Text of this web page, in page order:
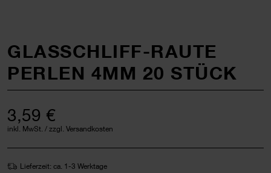
GLASSCHLIFF-RAUTE
PERLEN 4MM 20 STÜCK
3,59 €
inkl. MwSt. / zzgl. Versandkosten
Lieferzeit: ca. 1-3 Werktage